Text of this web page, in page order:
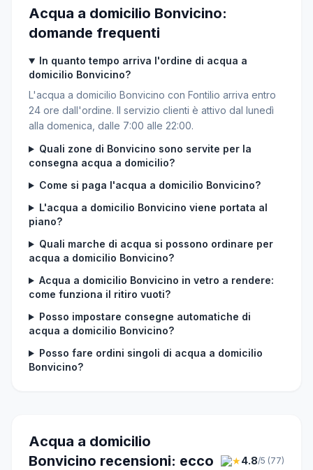
Acqua a domicilio Bonvicino:
domande frequenti
In quanto tempo arriva l'ordine di acqua a
domicilio Bonvicino?
L'acqua a domicilio Bonvicino con Fontilio arriva entro
24 ore dall'ordine. Il servizio clienti è attivo dal lunedì
alla domenica, dalle 7:00 alle 22:00.
Quali zone di Bonvicino sono servite per la
consegna acqua a domicilio?
Come si paga l'acqua a domicilio Bonvicino?
L'acqua a domicilio Bonvicino viene portata al
piano?
Quali marche di acqua si possono ordinare per
acqua a domicilio Bonvicino?
Acqua a domicilio Bonvicino in vetro a rendere:
come funziona il ritiro vuoti?
Posso impostare consegne automatiche di
acqua a domicilio Bonvicino?
Posso fare ordini singoli di acqua a domicilio
Bonvicino?
Acqua a domicilio
Bonvicino recensioni: ecco
★4.8/5 (77)